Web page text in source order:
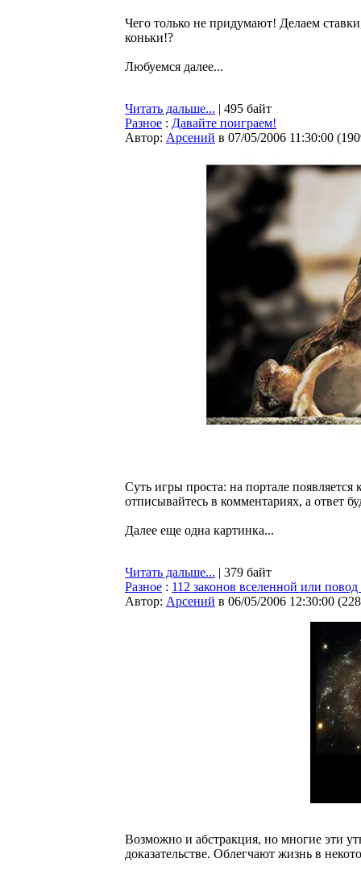
Чего только не придумают! Делаем
коньки!?
Любуемся далее...
Читать дальше... | 495 байт
Разное : Давайте поиграем!
Автор: Арсений в 07/05/2006 11:30:00 (
Суть игры проста: на портале
отписывайтесь в комментариях, а ответ
Далее еще одна картинка...
Читать дальше... | 379 байт
Разное : 112 законов вселенной или повод
Автор: Арсений в 06/05/2006 12:30:00 (
Возможно и абстракция, но многие эти
доказательстве. Облегчают жизнь в